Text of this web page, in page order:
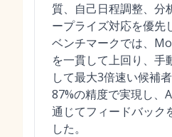
質、自己日程調整、分
ープライズ対応を優先
ベンチマークでは、
を一貫して上回り、手
して最大3倍速い候補
87%の精度で実現し、
通じてフィードバック
した。